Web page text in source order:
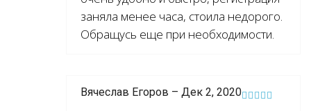
заняла менее часа, стоила недорого.
Обращусь еще при необходимости.
Вячеслав Егоров – Дек 2, 2020